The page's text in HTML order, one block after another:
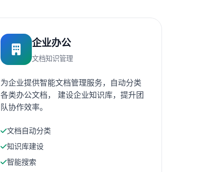
企业办公
文档知识管理
为企业提供智能文档管理服务，自动分类
各类办公文档， 建设企业知识库，提升团
队协作效率。
文档自动分类
知识库建设
智能搜索